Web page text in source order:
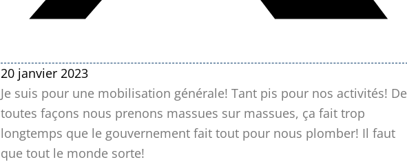
20 janvier 2023
Je suis pour une mobilisation générale! Tant pis pour nos activités! De
toutes façons nous prenons massues sur massues, ça fait trop
longtemps que le gouvernement fait tout pour nous plomber! Il faut
que tout le monde sorte!